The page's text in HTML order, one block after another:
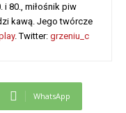
i 80., miłośnik piw
kawą. Jego twórcze
. Twitter: grzeniu_c
WhatsApp